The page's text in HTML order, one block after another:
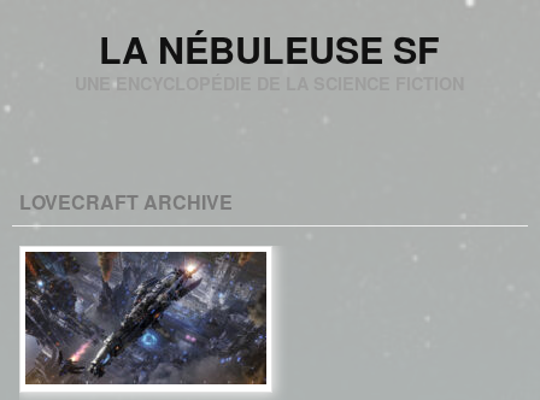
LA NÉBULEUSE SF
UNE ENCYCLOPÉDIE DE LA SCIENCE FICTION
LOVECRAFT ARCHIVE